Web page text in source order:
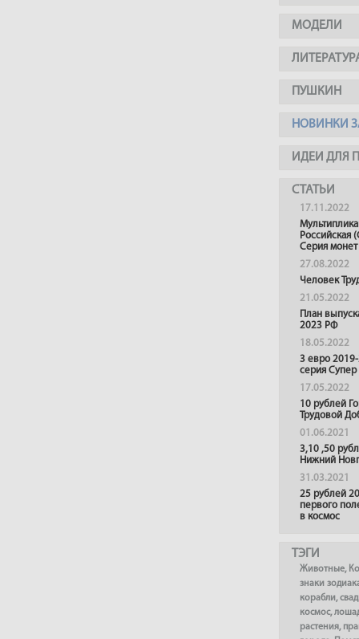
МОДЕЛИ
ПУШКИН
НОВИНКИ
ИДЕИ ДЛЯ
СТАТЬИ
17.11.2022
Российская
Серия монет
27.08.2022
Человек
21.05.2022
План
2023 РФ
18.05.2022
3 евро
серия
17.05.2022
10 рублей
Трудовой
01.06.2021
3,10 ,50
Нижний
31.03.2021
25 рублей
первого
в космос
ТЭГИ
Животные,
знаки
корабли,
космос,
растения,